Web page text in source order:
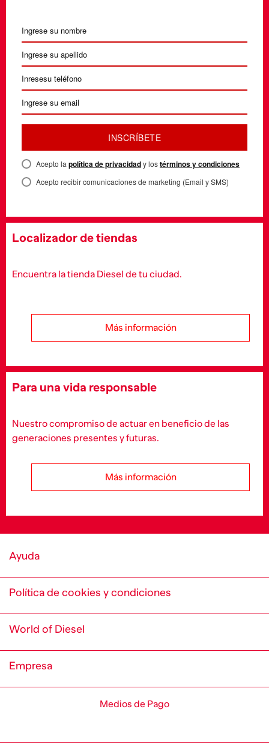
INSCRÍBETE
Acepto la política de privacidady lostérminos y condiciones
Acepto recibir comunicaciones de marketing (Email y SMS)
Localizador de tiendas
Encuentra la tienda Diesel de tu ciudad.
Más información
Para una vida responsable
Nuestro compromiso de actuar en beneficio de las
generaciones presentes y futuras.
Más información
Ayuda
Política de cookies y condiciones
World of Diesel
Empresa
Medios de Pago